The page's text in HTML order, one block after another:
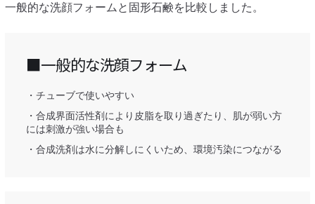
一般的な洗顔フォームと固形石鹸を比較しました。
■一般的な洗顔フォーム
・チューブで使いやすい
・合成界面活性剤により皮脂を取り過ぎたり、肌が弱い方
には刺激が強い場合も
・合成洗剤は水に分解しにくいため、環境汚染につながる